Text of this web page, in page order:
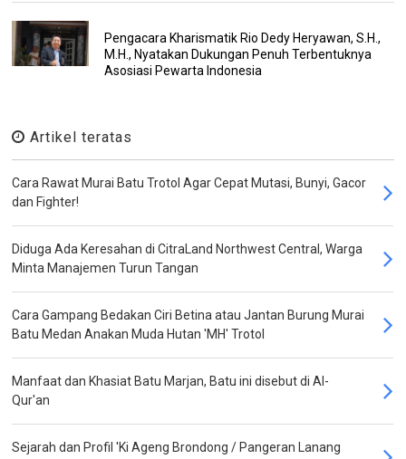
Pengacara Kharismatik Rio Dedy Heryawan, S.H.,
M.H., Nyatakan Dukungan Penuh Terbentuknya
Asosiasi Pewarta Indonesia
Artikel teratas
Cara Rawat Murai Batu Trotol Agar Cepat Mutasi, Bunyi, Gacor
dan Fighter!
Diduga Ada Keresahan di CitraLand Northwest Central, Warga
Minta Manajemen Turun Tangan
Cara Gampang Bedakan Ciri Betina atau Jantan Burung Murai
Batu Medan Anakan Muda Hutan 'MH' Trotol
Manfaat dan Khasiat Batu Marjan, Batu ini disebut di Al-
Qur'an
Sejarah dan Profil 'Ki Ageng Brondong / Pangeran Lanang